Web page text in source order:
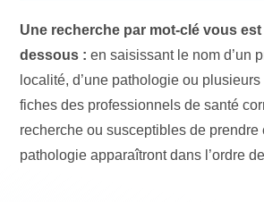
Une recherche par mot-clé vous
dessous : en saisissant le nom d’un
localité, d’une pathologie ou
fiches des professionnels de santé
recherche ou susceptibles de prendre
pathologie apparaîtront dans l’ordre